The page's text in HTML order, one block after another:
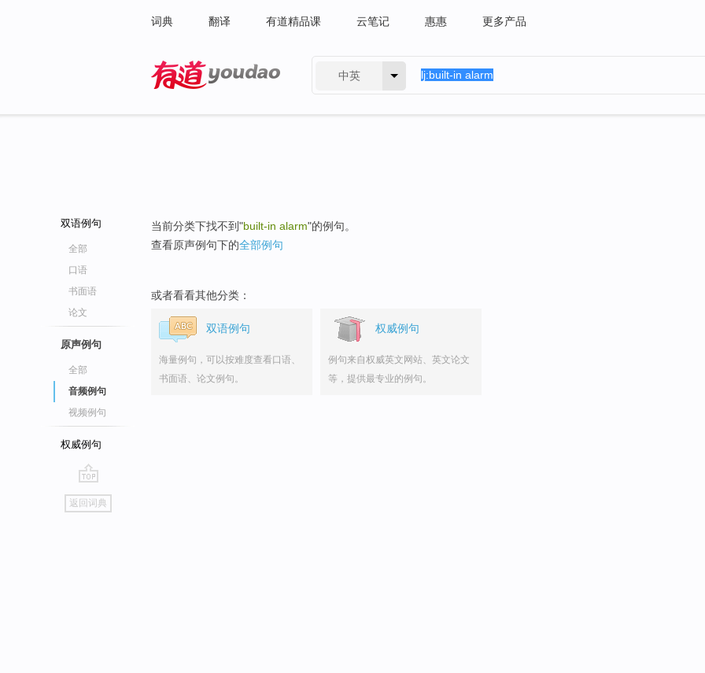
词典 翻译 有道精品课 云笔记 惠惠 更多产品
中英
双语例句
全部
口语
书面语
论文
原声例句
全部
音频例句
视频例句
权威例句
go
top
返回词典
当前分类下找不到"built-in alarm"的例句。
查看原声例句下的全部例句
或者看看其他分类：
双语例句
海量例句，可以按难度查看口语、
书面语、论文例句。
权威例句
例句来自权威英文网站、英文论文
等，提供最专业的例句。